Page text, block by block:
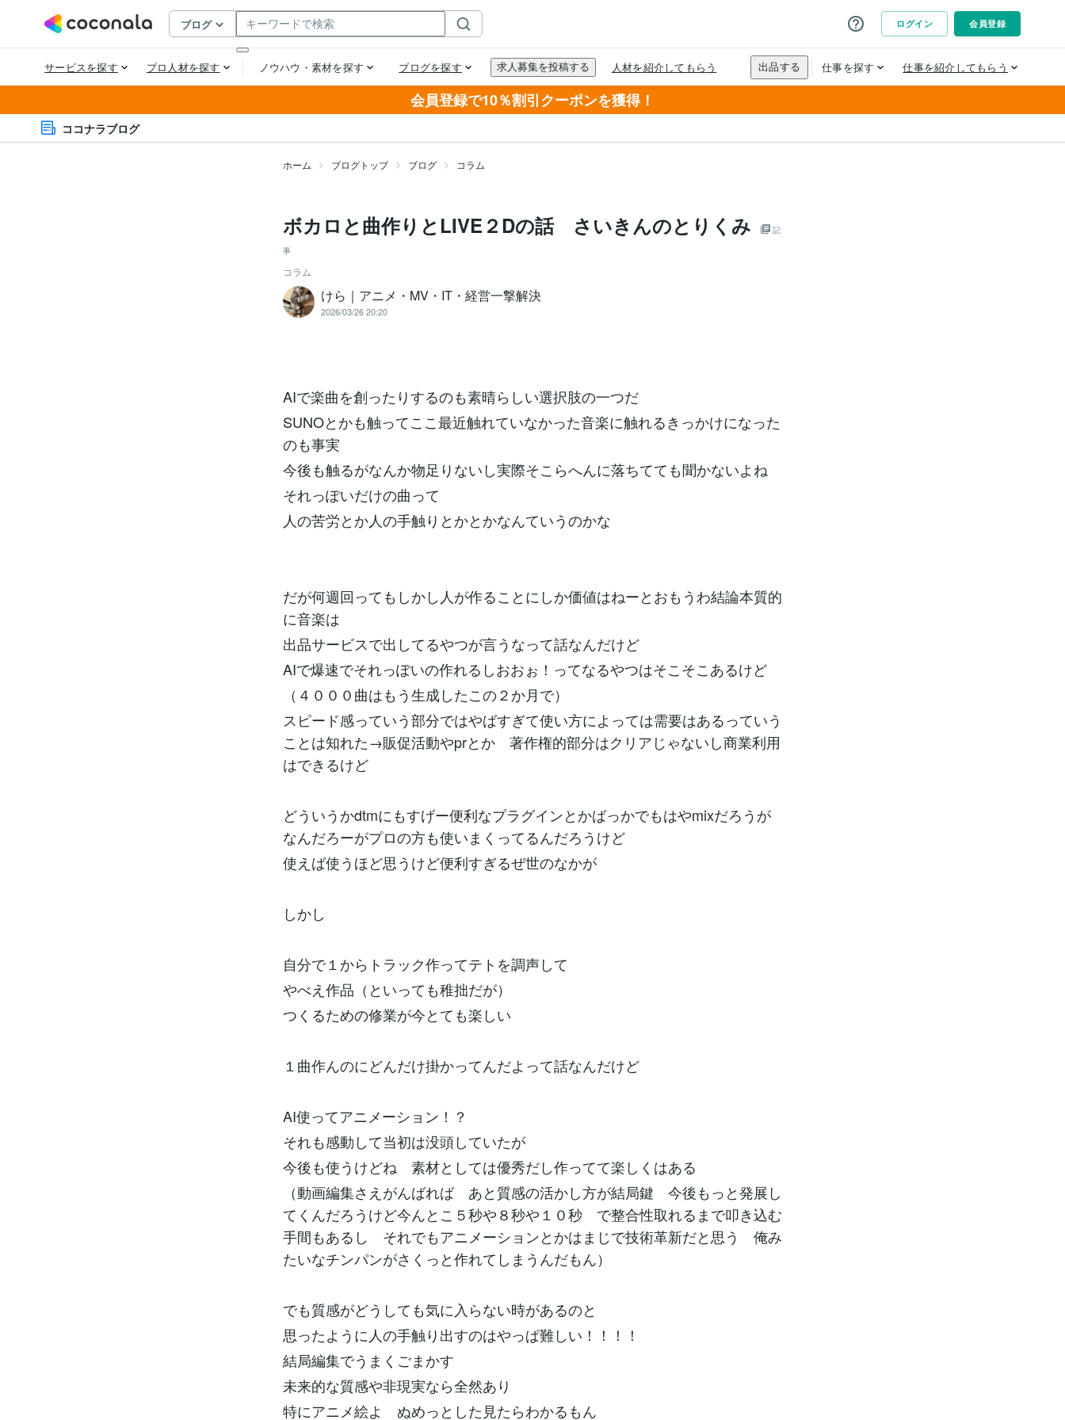
会員登録で10％割引クーポンを獲得！
ココナラブログ
ホーム ブログトップ ブログ コラム
ボカロと曲作りとLIVE２Dの話 さいきんのとりくみ
記
事
コラム
けら｜アニメ・MV・IT・経営一撃解決
2026/03/26 20:20
AIで楽曲を創ったりするのも素晴らしい選択肢の一つだ
SUNOとかも触ってここ最近触れていなかった音楽に触れるきっかけになった
のも事実
今後も触るがなんか物足りないし実際そこらへんに落ちてても聞かないよね
それっぽいだけの曲って
人の苦労とか人の手触りとかとかなんていうのかな
だが何週回ってもしかし人が作ることにしか価値はねーとおもうわ結論本質的
に音楽は
出品サービスで出してるやつが言うなって話なんだけど
AIで爆速でそれっぽいの作れるしおおぉ！ってなるやつはそこそこあるけど
（４０００曲はもう生成したこの２か月で）
スピード感っていう部分ではやばすぎて使い方によっては需要はあるっていう
ことは知れた→販促活動やprとか 著作権的部分はクリアじゃないし商業利用
はできるけど
どういうかdtmにもすげー便利なプラグインとかばっかでもはやmixだろうが
なんだろーがプロの方も使いまくってるんだろうけど
使えば使うほど思うけど便利すぎるぜ世のなかが
しかし
自分で１からトラック作ってテトを調声して
やべえ作品（といっても稚拙だが）
つくるための修業が今とても楽しい
１曲作んのにどんだけ掛かってんだよって話なんだけど
AI使ってアニメーション！？
それも感動して当初は没頭していたが
今後も使うけどね 素材としては優秀だし作ってて楽しくはある
（動画編集さえがんばれば あと質感の活かし方が結局鍵 今後もっと発展し
てくんだろうけど今んとこ５秒や８秒や１０秒 で整合性取れるまで叩き込む
手間もあるし それでもアニメーションとかはまじで技術革新だと思う 俺み
たいなチンパンがさくっと作れてしまうんだもん）
でも質感がどうしても気に入らない時があるのと
思ったように人の手触り出すのはやっぱ難しい！！！！
結局編集でうまくごまかす
未来的な質感や非現実なら全然あり
特にアニメ絵よ ぬめっとした見たらわかるもん